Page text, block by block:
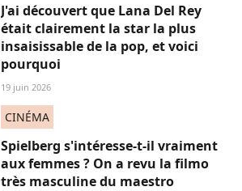
J'ai découvert que Lana Del Rey
était clairement la star la plus
insaisissable de la pop, et voici
pourquoi
19 juin 2026
CINÉMA
Spielberg s'intéresse-t-il vraiment
aux femmes ? On a revu la filmo
très masculine du maestro